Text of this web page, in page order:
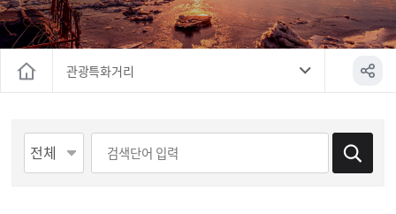
관광특화거리